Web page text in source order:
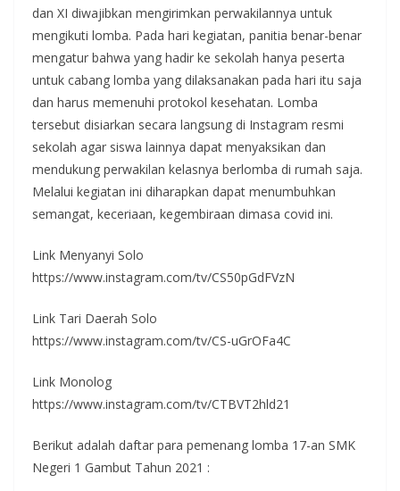
dan XI diwajibkan mengirimkan perwakilannya untuk
mengikuti lomba. Pada hari kegiatan, panitia benar-benar
mengatur bahwa yang hadir ke sekolah hanya peserta
untuk cabang lomba yang dilaksanakan pada hari itu saja
dan harus memenuhi protokol kesehatan. Lomba
tersebut disiarkan secara langsung di Instagram resmi
sekolah agar siswa lainnya dapat menyaksikan dan
mendukung perwakilan kelasnya berlomba di rumah saja.
Melalui kegiatan ini diharapkan dapat menumbuhkan
semangat, keceriaan, kegembiraan dimasa covid ini.
Link Menyanyi Solo
https://www.instagram.com/tv/CS50pGdFVzN
Link Tari Daerah Solo
https://www.instagram.com/tv/CS-uGrOFa4C
Link Monolog
https://www.instagram.com/tv/CTBVT2hld21
Berikut adalah daftar para pemenang lomba 17-an SMK
Negeri 1 Gambut Tahun 2021 :